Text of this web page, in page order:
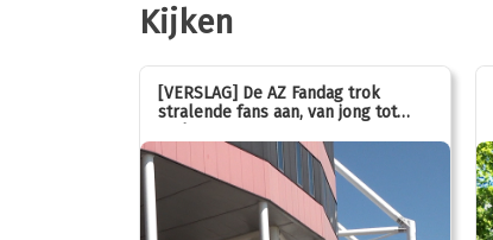
Kijken
[VERSLAG] De AZ Fandag trok
stralende fans aan, van jong tot